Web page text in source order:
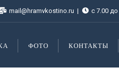
mail@hramvkostino.ru с 7.00
ФОТО КОНТАКТЫ